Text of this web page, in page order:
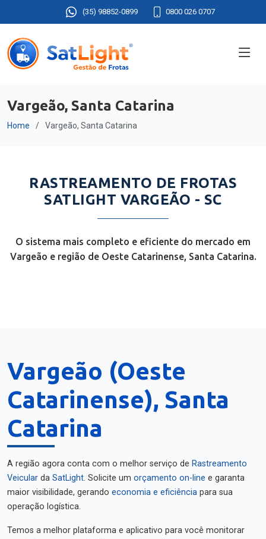
(35) 98852-0899 0800 026 0707
Vargeão, Santa Catarina
Home Vargeão, Santa Catarina
RASTREAMENTO DE FROTAS
SATLIGHT VARGEÃO - SC
O sistema mais completo e eficiente do mercado em
Vargeão e região de Oeste Catarinense, Santa Catarina.
Vargeão (Oeste
Catarinense), Santa
Catarina
A região agora conta com o melhor serviço de Rastreamento
Veicular da SatLight. Solicite um orçamento on-line e garanta
maior visibilidade, gerando economia e eficiência para sua
operação logística.
Temos a melhor plataforma e aplicativo para você monitorar